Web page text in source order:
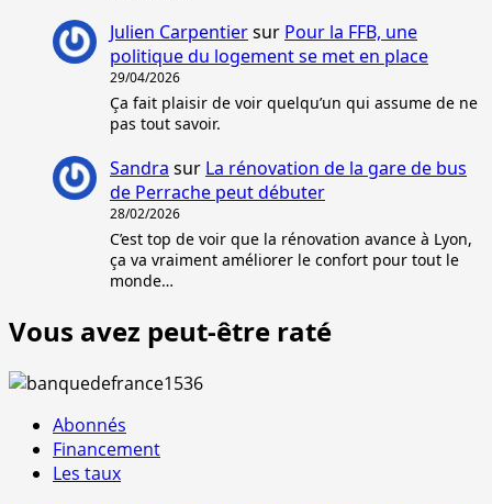
Julien Carpentiersur Pour la FFB, une
politique du logement se met en place
29/04/2026
Ça fait plaisir de voir quelqu’un qui assume de ne
pas tout savoir.
Sandra sur La rénovation de la gare de bus
de Perrache peut débuter
28/02/2026
C’est top de voir que la rénovation avance à Lyon,
ça va vraiment améliorer le confort pour tout le
monde…
Vous avez peut-être raté
Abonnés
Financement
Les taux